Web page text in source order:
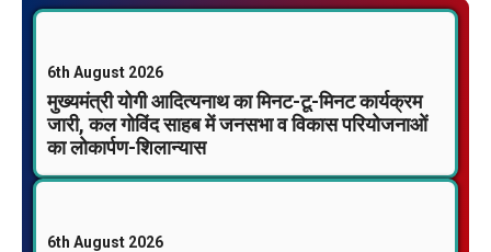
6th August 2026
मुख्यमंत्री योगी आदित्यनाथ का मिनट-टू-मिनट कार्यक्रम
जारी, कल गोविंद साहब में जनसभा व विकास परियोजनाओं
का लोकार्पण-शिलान्यास
6th August 2026